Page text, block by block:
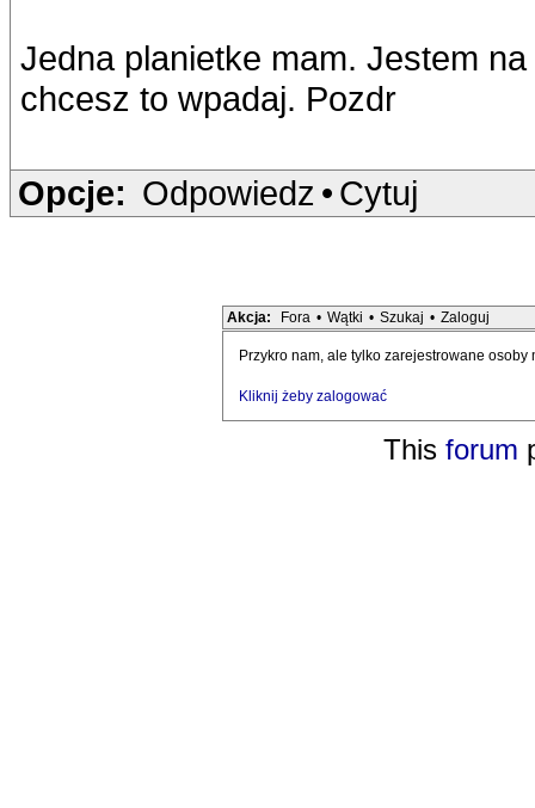
Jedna planietke mam. Jestem
chcesz to wpadaj. Pozdr
Opcje: Odpowiedz • Cytuj
Akcja: Fora • Wątki • Szukaj • Zaloguj
Przykro nam, ale tylko zarejestrowane osoby
Kliknij żeby zalogować
This forum